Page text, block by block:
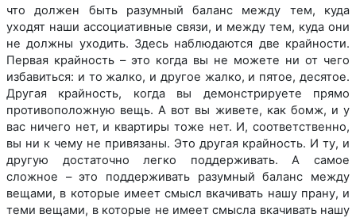
что должен быть разумный баланс между тем, куда
уходят наши ассоциативные связи, и между тем, куда они
не должны уходить. Здесь наблюдаются две крайности.
Первая крайность – это когда вы не можете ни от чего
избавиться: и то жалко, и другое жалко, и пятое, десятое.
Другая крайность, когда вы демонстрируете прямо
противоположную вещь. А вот вы живете, как бомж, и у
вас ничего нет, и квартиры тоже нет. И, соответственно,
вы ни к чему не привязаны. Это другая крайность. И ту, и
другую достаточно легко поддерживать. А самое
сложное – это поддерживать разумный баланс между
вещами, в которые имеет смысл вкачивать нашу прану, и
теми вещами, в которые не имеет смысла вкачивать нашу